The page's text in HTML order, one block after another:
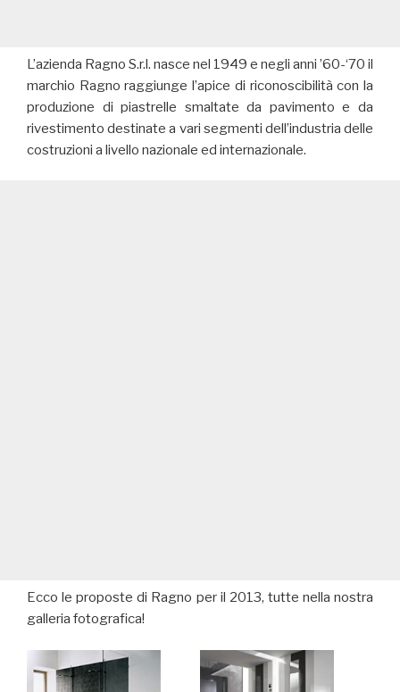
L’azienda Ragno S.r.l. nasce nel 1949 e negli anni ’60-‘70 il
marchio Ragno raggiunge l’apice di riconoscibilità con la
produzione di piastrelle smaltate da pavimento e da
rivestimento destinate a vari segmenti dell’industria delle
costruzioni a livello nazionale ed internazionale.
Ecco le proposte di Ragno per il 2013, tutte nella nostra
galleria fotografica!